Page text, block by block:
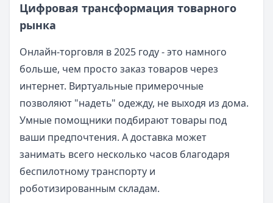
Цифровая трансформация товарного
рынка
Онлайн-торговля в 2025 году - это намного
больше, чем просто заказ товаров через
интернет. Виртуальные примерочные
позволяют "надеть" одежду, не выходя из дома.
Умные помощники подбирают товары под
ваши предпочтения. А доставка может
занимать всего несколько часов благодаря
беспилотному транспорту и
роботизированным складам.